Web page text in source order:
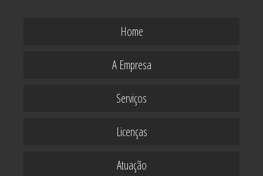
Home
A Empresa
Serviços
Licenças
Atuação